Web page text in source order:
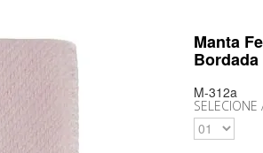
Manta
M-312a